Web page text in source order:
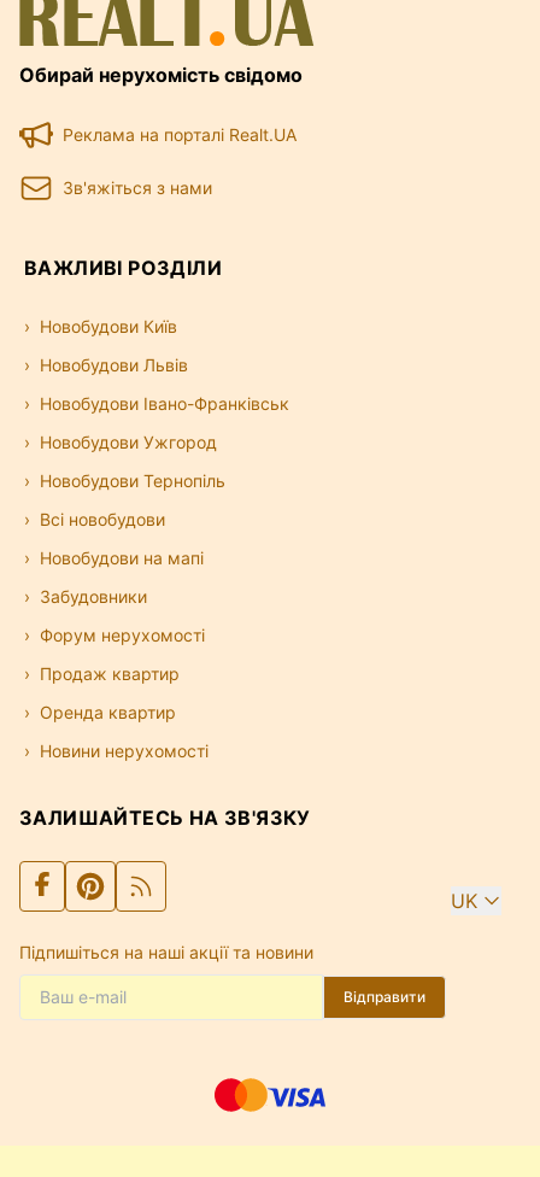
Обирай нерухомість свідомо
Реклама на порталі Realt.UA
Зв'яжіться з нами
ВАЖЛИВІ РОЗДІЛИ
Новобудови Київ
Новобудови Львів
Новобудови Івано-Франківськ
Новобудови Ужгород
Новобудови Тернопіль
Всі новобудови
Новобудови на мапі
Забудовники
Форум нерухомості
Продаж квартир
Оренда квартир
Новини нерухомості
ЗАЛИШАЙТЕСЬ НА ЗВ'ЯЗКУ
UK
Підпишіться на наші акції та новини
Відправити